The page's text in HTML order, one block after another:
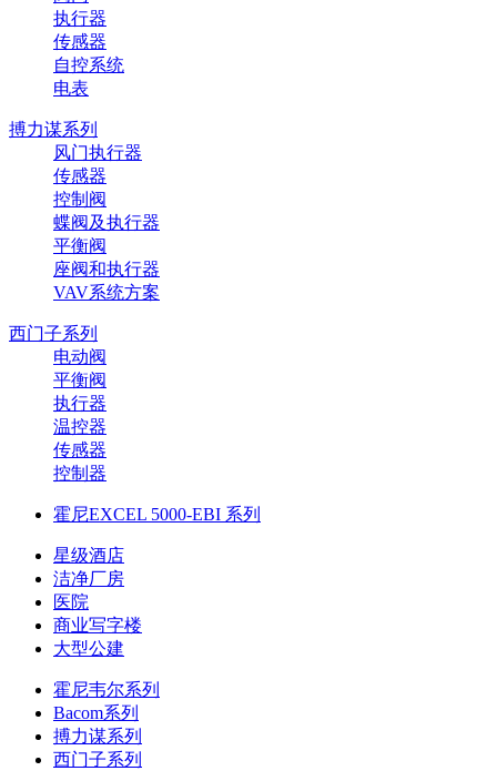
执行器
传感器
自控系统
电表
搏力谋系列
风门执行器
传感器
控制阀
蝶阀及执行器
平衡阀
座阀和执行器
VAV系统方案
西门子系列
电动阀
平衡阀
执行器
温控器
传感器
控制器
霍尼EXCEL 5000-EBI 系列
星级酒店
洁净厂房
医院
商业写字楼
大型公建
霍尼韦尔系列
Bacom系列
搏力谋系列
西门子系列